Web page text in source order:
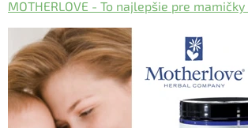
MOTHERLOVE - To najlepšie pre